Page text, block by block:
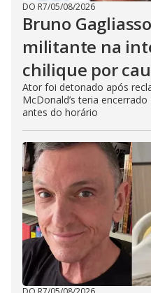
DO R7/05/08/2026
Bruno
militante na
chilique por
Ator foi detonado após
McDonald’s teria
antes do horário